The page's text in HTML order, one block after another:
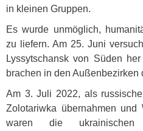
in kleinen Gruppen.
Es wurde unmöglich,
zu liefern. Am 25. Juni
Lyssytschansk von Süden
brachen in den Außenbezirken
Am 3. Juli 2022, als
Zolotariwka übernahmen und
waren die ukrainischen